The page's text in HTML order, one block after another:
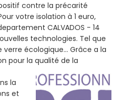
contre la précarité
votre isolation à 1 euro,
CALVADOS - 14
technologies. Tel que
écologique... Grâce a la
pour la qualité de la
la
et